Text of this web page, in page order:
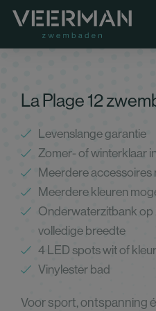
La Plage 12
Levenslange garantie
Zomer- of winterklaar
Meerdere accessoires
Meerdere kleuren
Onderwaterzitbank
volledige breedte
4 LED spots wit of kleur
Vinylester bad
Voor sport, ontspanning